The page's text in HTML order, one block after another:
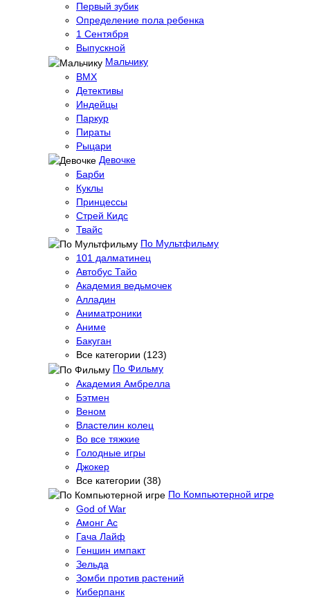
Первый зубик
Определение пола ребенка
1 Сентября
Выпускной
Мальчику
BMX
Детективы
Индейцы
Паркур
Пираты
Рыцари
Девочке
Барби
Куклы
Принцессы
Стрей Кидс
Твайс
По Мультфильму
101 далматинец
Автобус Тайо
Академия ведьмочек
Алладин
Аниматроники
Аниме
Бакуган
Все категории (123)
По Фильму
Академия Амбрелла
Бэтмен
Веном
Властелин колец
Во все тяжкие
Голодные игры
Джокер
Все категории (38)
По Компьютерной игре
God of War
Амонг Ас
Гача Лайф
Геншин импакт
Зельда
Зомби против растений
Киберпанк